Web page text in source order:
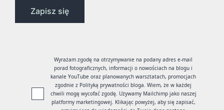
Wyrażam zgodę na otrzymywanie na podany adres e-mail
porad fotograficznych, informacji o nowościach na blogu i
kanale YouTube oraz planowanych warsztatach, promocjach
zgodnie z Polityką prywatności bloga. Wiem, że w każdej
chwili mogę wycofać zgodę. Używamy Mailchimp jako naszej
platformy marketingowej. Klikając powyżej, aby się zapisać,